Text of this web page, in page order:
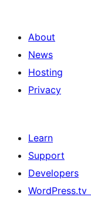
About
News
Hosting
Privacy
Learn
Support
Developers
WordPress.tv